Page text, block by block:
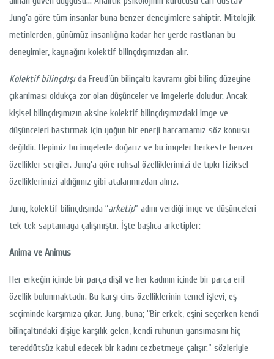
Jung’a göre tüm insanlar buna benzer deneyimlere sahiptir. Mitolojik
metinlerden, günümüz insanlığına kadar her yerde rastlanan bu
deneyimler, kaynağını kolektif bilinçdışımızdan alır.
Kolektif bilinçdışıda Freud’ün bilinçaltı kavramı gibi bilinç düzeyine
çıkarılması oldukça zor olan düşünceler ve imgelerle doludur. Ancak
kişisel bilinçdışımızın aksine kolektif bilinçdışımızdaki imge ve
düşünceleri bastırmak için yoğun bir enerji harcamamız söz konusu
değildir. Hepimiz bu imgelerle doğarız ve bu imgeler herkeste benzer
özellikler sergiler. Jung’a göre ruhsal özelliklerimizi de tıpkı fiziksel
özelliklerimizi aldığımız gibi atalarımızdan alırız.
Jung, kolektif bilinçdışında “arketip” adını verdiği imge ve düşünceleri
tek tek saptamaya çalışmıştır. İşte başlıca arketipler:
Anima ve Animus
Her erkeğin içinde bir parça dişil ve her kadının içinde bir parça eril
özellik bulunmaktadır. Bu karşı cins özelliklerinin temel işlevi, eş
seçiminde karşımıza çıkar. Jung, buna; “Bir erkek, eşini seçerken kendi
bilinçaltındaki dişiye karşılık gelen, kendi ruhunun yansımasını hiç
tereddütsüz kabul edecek bir kadını cezbetmeye çalışır.” sözleriyle